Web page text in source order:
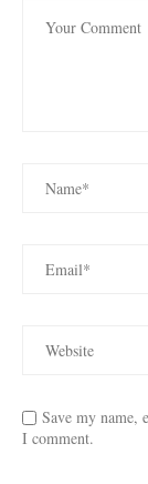
Save my name,
I comment.